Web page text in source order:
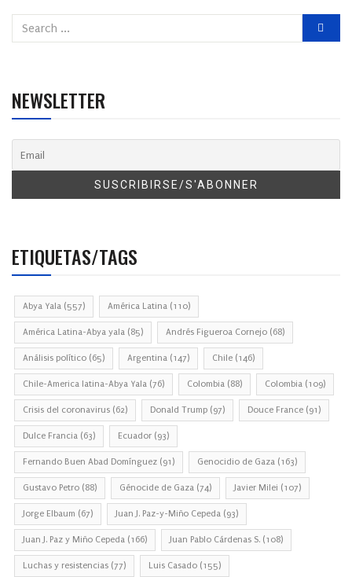
NEWSLETTER
ETIQUETAS/TAGS
Abya Yala (557) América Latina (110)
América Latina-Abya yala (85) Andrés Figueroa Cornejo (68)
Análisis político (65) Argentina (147) Chile (146)
Chile-America latina-Abya Yala (76) Colombia (88) Colombia (109)
Crisis del coronavirus (62) Donald Trump (97) Douce France (91)
Dulce Francia (63) Ecuador (93)
Fernando Buen Abad Domínguez (91) Genocidio de Gaza (163)
Gustavo Petro (88) Génocide de Gaza (74) Javier Milei (107)
Jorge Elbaum (67) Juan J. Paz-y-Miño Cepeda (93)
Juan J. Paz y Miño Cepeda (166) Juan Pablo Cárdenas S. (108)
Luchas y resistencias (77) Luis Casado (155)